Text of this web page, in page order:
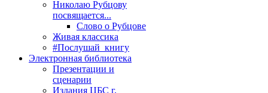
Николаю Рубцову
посвящается...
Слово о Рубцове
Живая классика
#Послушай_книгу
Электронная библиотека
Презентации и
сценарии
Издания ЦБС г.